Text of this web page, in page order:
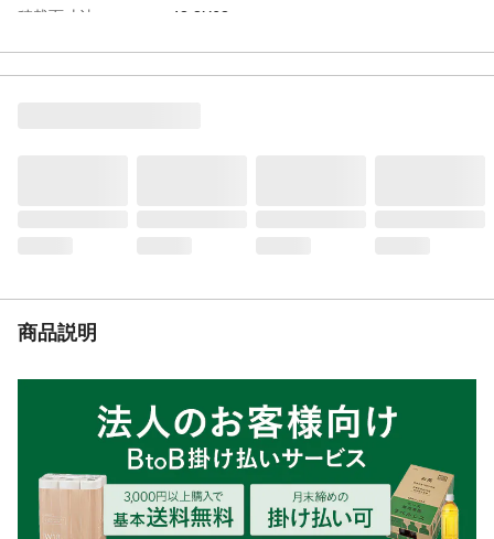
積載面寸法
48.8X68cm
用途
運搬
生産国
特記事項
【警告】●積載面に荷物以外(人・動物など)
は載せないでください。●耐荷重以内で使用
してください。●無理な力 や衝撃を与えた
り、耐荷重以上の負荷をかけないでくださ
い。●表示されている耐荷重は静止均等荷重
ですので、 衝撃荷重をかけないでくださ
い。
商品説明